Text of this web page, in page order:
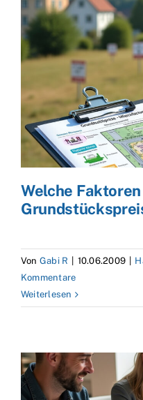
Welche
Von Gabi R 10.06.2009
Kommentare
Weiterlesen